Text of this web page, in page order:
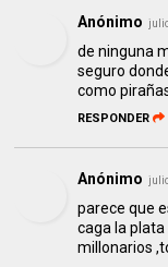
Anónimo
de ninguna
seguro
como
RESPONDER
Anónimo
parece que
caga la plata
millonarios